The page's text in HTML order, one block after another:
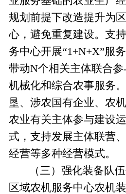
规划前提下改造提升为
心，避免重复建设。支
务中心开展“1+N+X”服
带动N个相关主体联合
机械化和综合农事服务
垦、涉农国有企业、农
农业有关主体参与建设
式，支持发展主体联营
经营等多种经营模式。
（三）强化装备队伍
区域农机服务中心农机